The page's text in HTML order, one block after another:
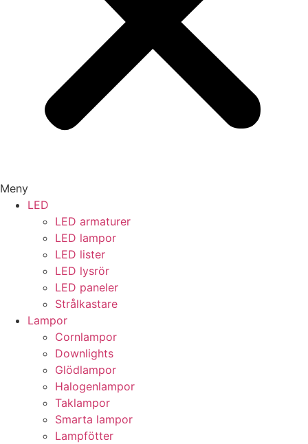
Meny
LED
LED armaturer
LED lampor
LED lister
LED lysrör
LED paneler
Strålkastare
Lampor
Cornlampor
Downlights
Glödlampor
Halogenlampor
Taklampor
Smarta lampor
Lampfötter